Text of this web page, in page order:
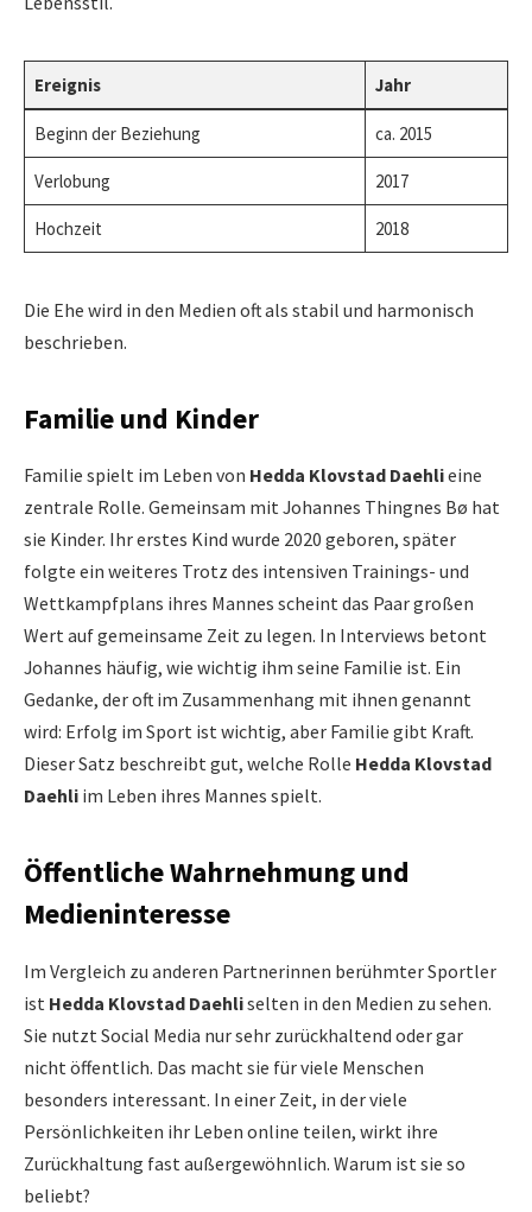
Ereignis Jahr
Beginn der Beziehung ca. 2015
Verlobung 2017
Hochzeit 2018
Die Ehe wird in den Medien oft als stabil und harmonisch
beschrieben.
Familie und Kinder
Familie spielt im Leben von Hedda Klovstad Daehlieine
zentrale Rolle. Gemeinsam mit Johannes Thingnes Bø hat
sie Kinder. Ihr erstes Kind wurde 2020 geboren, später
folgte ein weiteres Trotz des intensiven Trainings- und
Wettkampfplans ihres Mannes scheint das Paar großen
Wert auf gemeinsame Zeit zu legen. In Interviews betont
Johannes häufig, wie wichtig ihm seine Familie ist. Ein
Gedanke, der oft im Zusammenhang mit ihnen genannt
wird: Erfolg im Sport ist wichtig, aber Familie gibt Kraft.
Dieser Satz beschreibt gut, welche Rolle Hedda Klovstad
Daehli im Leben ihres Mannes spielt.
Öffentliche Wahrnehmung und
Medieninteresse
Im Vergleich zu anderen Partnerinnen berühmter Sportler
ist Hedda Klovstad Daehliselten in den Medien zu sehen.
Sie nutzt Social Media nur sehr zurückhaltend oder gar
nicht öffentlich. Das macht sie für viele Menschen
besonders interessant. In einer Zeit, in der viele
Persönlichkeiten ihr Leben online teilen, wirkt ihre
Zurückhaltung fast außergewöhnlich. Warum ist sie so
beliebt?